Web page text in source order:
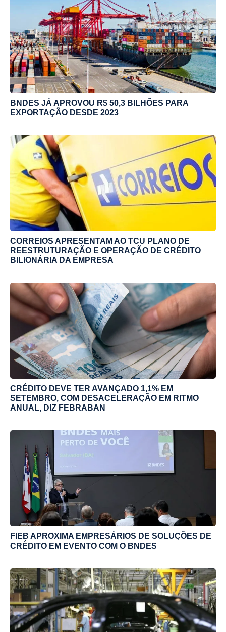
BNDES JÁ APROVOU R$ 50,3 BILHÕES PARA
EXPORTAÇÃO DESDE 2023
CORREIOS APRESENTAM AO TCU PLANO DE
REESTRUTURAÇÃO E OPERAÇÃO DE CRÉDITO
BILIONÁRIA DA EMPRESA
CRÉDITO DEVE TER AVANÇADO 1,1% EM
SETEMBRO, COM DESACELERAÇÃO EM RITMO
ANUAL, DIZ FEBRABAN
FIEB APROXIMA EMPRESÁRIOS DE SOLUÇÕES DE
CRÉDITO EM EVENTO COM O BNDES